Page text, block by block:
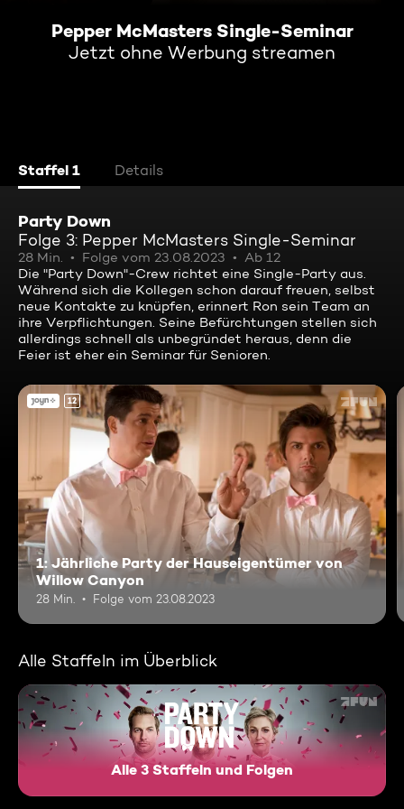
Pepper McMasters Single-Seminar
Jetzt ohne Werbung streamen
Staffel 1 Details
Party Down
Folge 3: Pepper McMasters Single-Seminar
28 Min. Folge vom 23.08.2023
Ab 12
Die "Party Down"-Crew richtet eine Single-Party aus.
Während sich die Kollegen schon darauf freuen, selbst
neue Kontakte zu knüpfen, erinnert Ron sein Team an
ihre Verpflichtungen. Seine Befürchtungen stellen sich
allerdings schnell als unbegründet heraus, denn die
Feier ist eher ein Seminar für Senioren.
12
1: Jährliche Party der Hauseigentümer von
Willow Canyon
28 Min. Folge vom 23.08.2023
Alle Staffeln im Überblick
Alle 3 Staffeln und Folgen